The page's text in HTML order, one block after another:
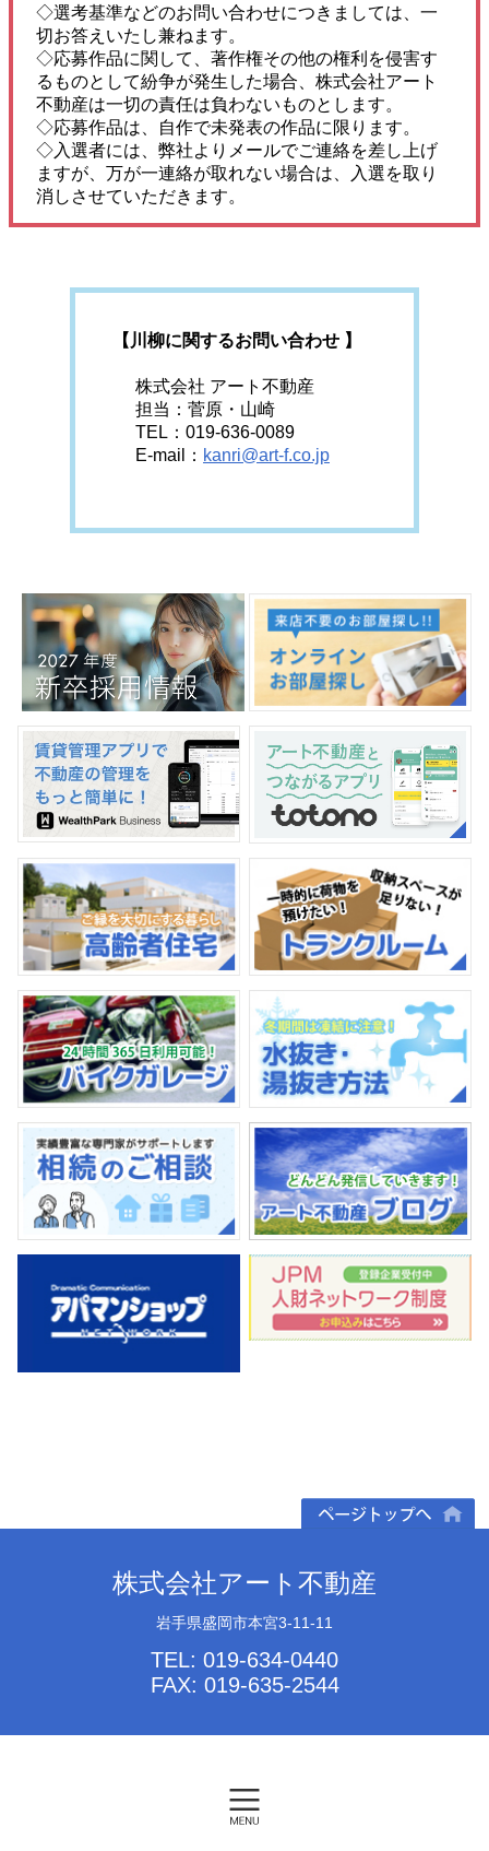
◇選考基準などのお問い合わせにつきましては、一
切お答えいたし兼ねます。
◇応募作品に関して、著作権その他の権利を侵害す
るものとして紛争が発生した場合、株式会社アート
不動産は一切の責任は負わないものとします。
◇応募作品は、自作で未発表の作品に限ります。
◇入選者には、弊社よりメールでご連絡を差し上げ
ますが、万が一連絡が取れない場合は、入選を取り
消しさせていただきます。
【川柳に関するお問い合わせ 】
株式会社 アート不動産
担当：菅原・山崎
TEL：019-636-0089
E-mail： kanri@art-f.co.jp
株式会社アート不動産
岩手県盛岡市本宮3-11-11
TEL: 019-634-0440
FAX: 019-635-2544